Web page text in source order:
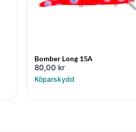
Bomber Long 15A
80,00 kr
Köparskydd